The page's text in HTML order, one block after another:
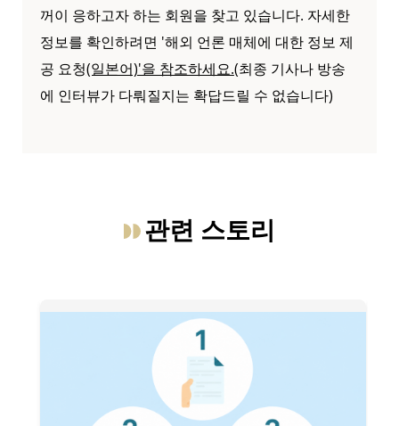
꺼이 응하고자 하는 회원을 찾고 있습니다. 자세한
정보를 확인하려면 '해외 언론 매체에 대한 정보 제
공 요청(일본어)'을 참조하세요.(최종 기사나 방송
에 인터뷰가 다뤄질지는 확답드릴 수 없습니다)
관련 스토리